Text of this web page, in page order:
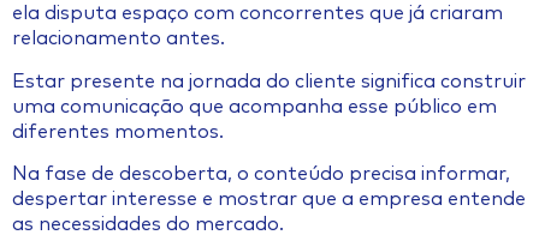
ela disputa espaço com concorrentes que já criaram
relacionamento antes.
Estar presente na jornada do cliente significa construir
uma comunicação que acompanha esse público em
diferentes momentos.
Na fase de descoberta, o conteúdo precisa informar,
despertar interesse e mostrar que a empresa entende
as necessidades do mercado.